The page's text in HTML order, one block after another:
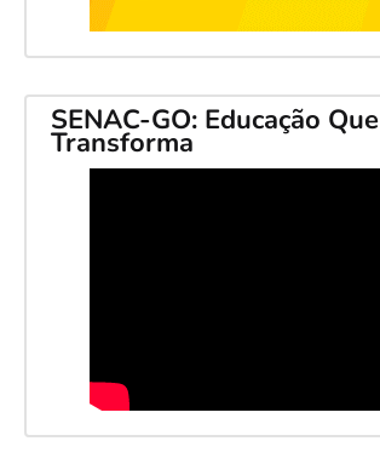
SENAC-GO: Educação Que
Transforma